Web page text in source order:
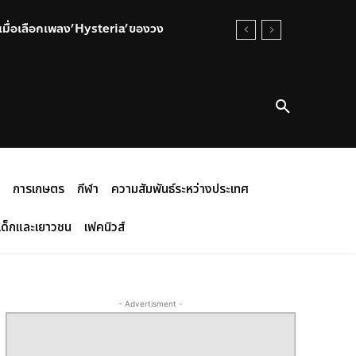
มื่อเลือกเพลง’Hysteria’ของวง
การเกษตร กีฬา
ความสัมพันธ์ระหว่างประเทศ
ด็กและเยาวชน
เฟคนิวส์
- Advertisment -